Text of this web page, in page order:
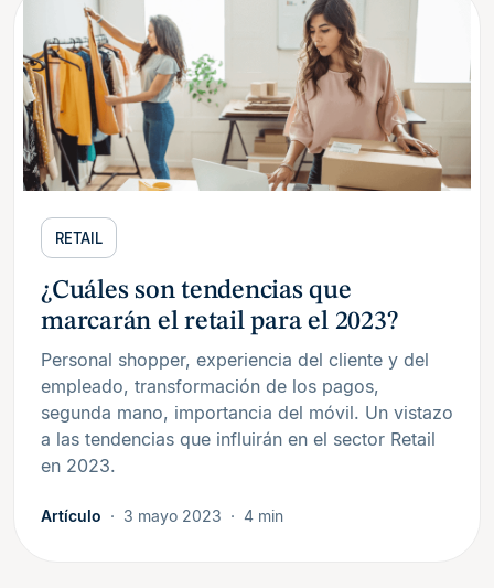
RETAIL
¿Cuáles son tendencias que
marcarán el retail para el 2023?
Personal shopper, experiencia del cliente y del
empleado, transformación de los pagos,
segunda mano, importancia del móvil. Un vistazo
a las tendencias que influirán en el sector Retail
en 2023.
Artículo 3 mayo 2023 4 min